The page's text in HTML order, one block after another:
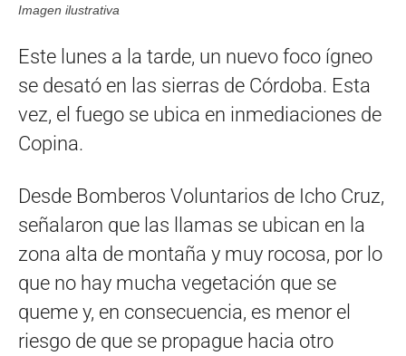
Imagen ilustrativa
Este lunes a la tarde, un nuevo foco ígneo
se desató en las sierras de Córdoba. Esta
vez, el fuego se ubica en inmediaciones de
Copina.
Desde Bomberos Voluntarios de Icho Cruz,
señalaron que las llamas se ubican en la
zona alta de montaña y muy rocosa, por lo
que no hay mucha vegetación que se
queme y, en consecuencia, es menor el
riesgo de que se propague hacia otro